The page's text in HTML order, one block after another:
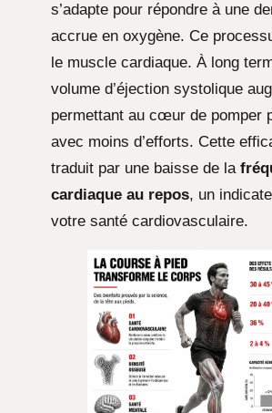
s’adapte pour répondre à une
accrue en oxygène. Ce
le muscle cardiaque. À long
volume d’éjection systolique
permettant au cœur de pomper
avec moins d’efforts. Cette
traduit par une baisse de la
cardiaque au repos, un
votre santé cardiovasculaire.